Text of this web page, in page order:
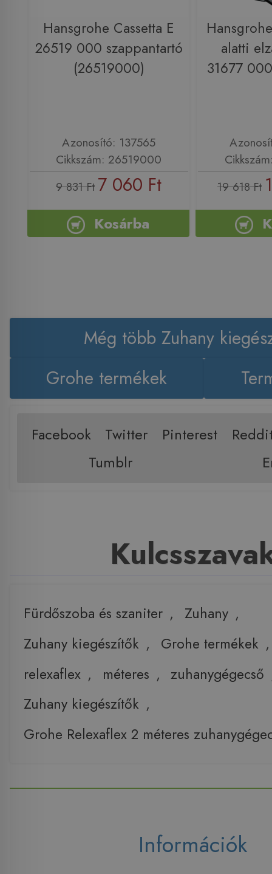
Hansgrohe Cassetta E
26519 000 szappantartó
(26519000)
Azonosító: 137565
Cikkszám: 26519000
9 831 Ft 7 060 Ft
Kosárba
alatti
31677
19 618 Ft
Még több Zuhany
Grohe termékek
Facebook Twitter Pinterest
Tumblr
Fürdőszoba és szaniter , Zuhany ,
Zuhany kiegészítők , Grohe termékek
relexaflex , méteres , zuhanygégecső
Zuhany kiegészítők ,
Grohe Relexaflex 2 méteres
Információk